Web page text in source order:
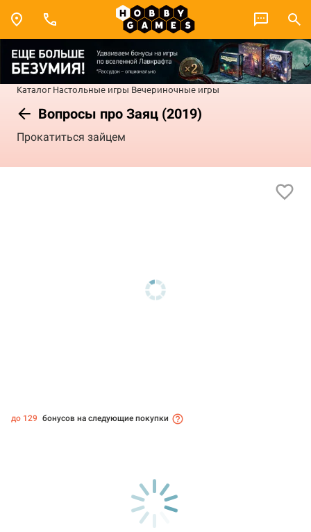
Каталог Настольные игры Вечериночные игры
Вопросы про Заяц (2019)
Прокатиться зайцем
до 129 бонусов на следующие покупки